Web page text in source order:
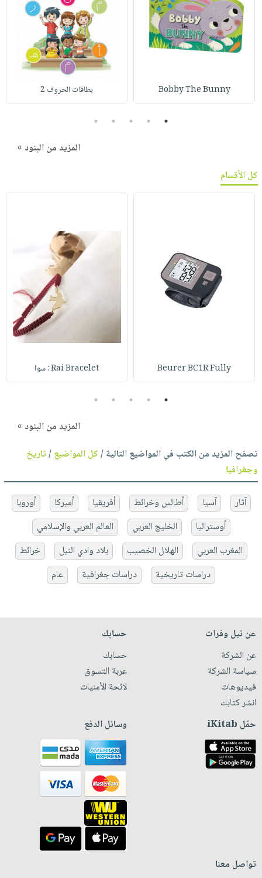
Bobby The Bunny بطاقات الحروف 2
1
2
3
4
5
المزيد من البنود »
كل الأقسام
Beurer BC1R Fully Rai Bracelet : سوا
1
2
3
4
5
المزيد من البنود »
تصفح المزيد من الكتب في المواضيع التالية /كل المواضيع/تاريخ
وجغرافيا
آثار آسيا أطالس وخرائط أفريقيا أميركا
أوروبا
أوستراليا
الخليج العربي
العالم العربي والإسلامي
المغرب العربي
الهلال الخصيب بلاد وادي النيل
خرائط
دراسات تاريخية
دراسات جغرافية عام
عن نيل وفرات
عن الشركة
سياسة الشركة
فيديوهات
انشر كتابك
حسابك
حسابك
عربة التسوق
لائحة الأمنيات
حمّل iKitab وسائل الدفع
تواصل معنا